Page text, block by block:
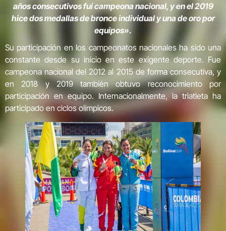
años consecutivos fui campeona nacional, y en el 2019
hice dos medallas de bronce individual y una de oro por
equipos».
Su participación en los campeonatos nacionales ha sido una
constante desde su inicio en este exigente deporte. Fue
campeona nacional del 2012 al 2015 de forma consecutiva, y
en 2018 y 2019 también obtuvo reconocimiento por
participación en equipo. Internacionalmente, la triatleta ha
participado en ciclos olímpicos.